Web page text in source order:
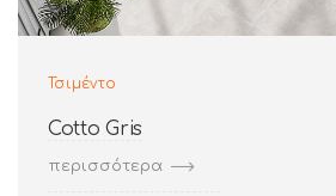
Τσιμέντο
Cotto Gris
περισσότερα